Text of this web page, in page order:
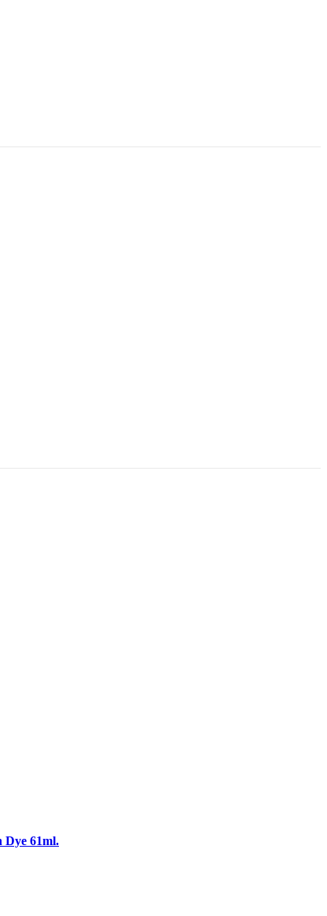
Dye 61ml.